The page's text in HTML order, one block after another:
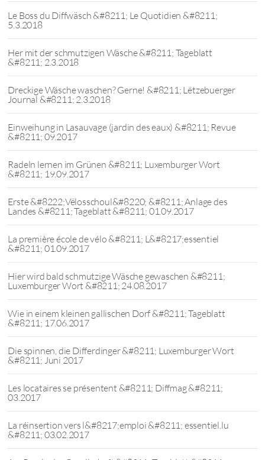
Le Boss du Diffwäsch &#8211; Le Quotidien &#8211;
5.3.2018
Her mit der schmutzigen Wäsche &#8211; Tageblatt
&#8211; 2.3.2018
Dreckige Wäsche waschen? Gerne! &#8211; Lëtzebuerger
Journal &#8211; 2.3.2018
Einweihung in Lasauvage (jardin des eaux) &#8211; Revue
&#8211; 09.2017
Radeln lernen im Grünen &#8211; Luxemburger Wort
&#8211; 19.09.2017
Erste &#8222;Vëlosschoul&#8220; &#8211; Anlage des
Landes &#8211; Tageblatt &#8211; 01.09.2017
La première école de vélo &#8211; L&#8217;essentiel
&#8211; 01.09.2017
Hier wird bald schmutzige Wäsche gewaschen &#8211;
Luxemburger Wort &#8211; 24.08.2017
Wie in einem kleinen gallischen Dorf &#8211; Tageblatt
&#8211; 17.06.2017
Die spinnen, die Differdinger &#8211; Luxemburger Wort
&#8211; Juni 2017
Les locataires se présentent &#8211; Diffmag &#8211;
03.2017
La réinsertion vers l&#8217;emploi &#8211; essentiel.lu
&#8211; 03.02.2017